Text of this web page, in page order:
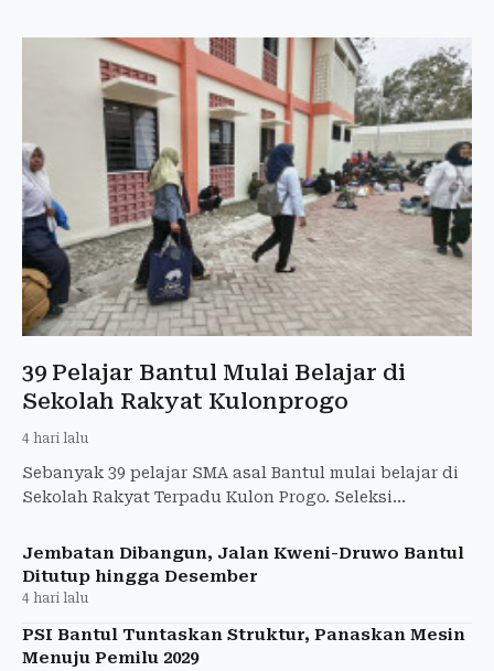
39 Pelajar Bantul Mulai Belajar di
Sekolah Rakyat Kulonprogo
4 hari lalu
Sebanyak 39 pelajar SMA asal Bantul mulai belajar di
Sekolah Rakyat Terpadu Kulon Progo. Seleksi
Jembatan Dibangun, Jalan Kweni-Druwo Bantul
Ditutup hingga Desember
4 hari lalu
PSI Bantul Tuntaskan Struktur, Panaskan Mesin
Menuju Pemilu 2029